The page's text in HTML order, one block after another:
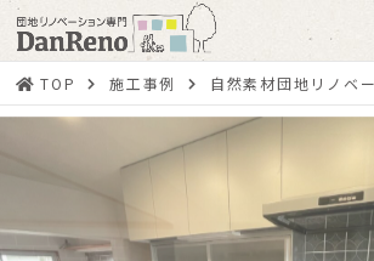
TOP 施工事例 自然素材団地リノ